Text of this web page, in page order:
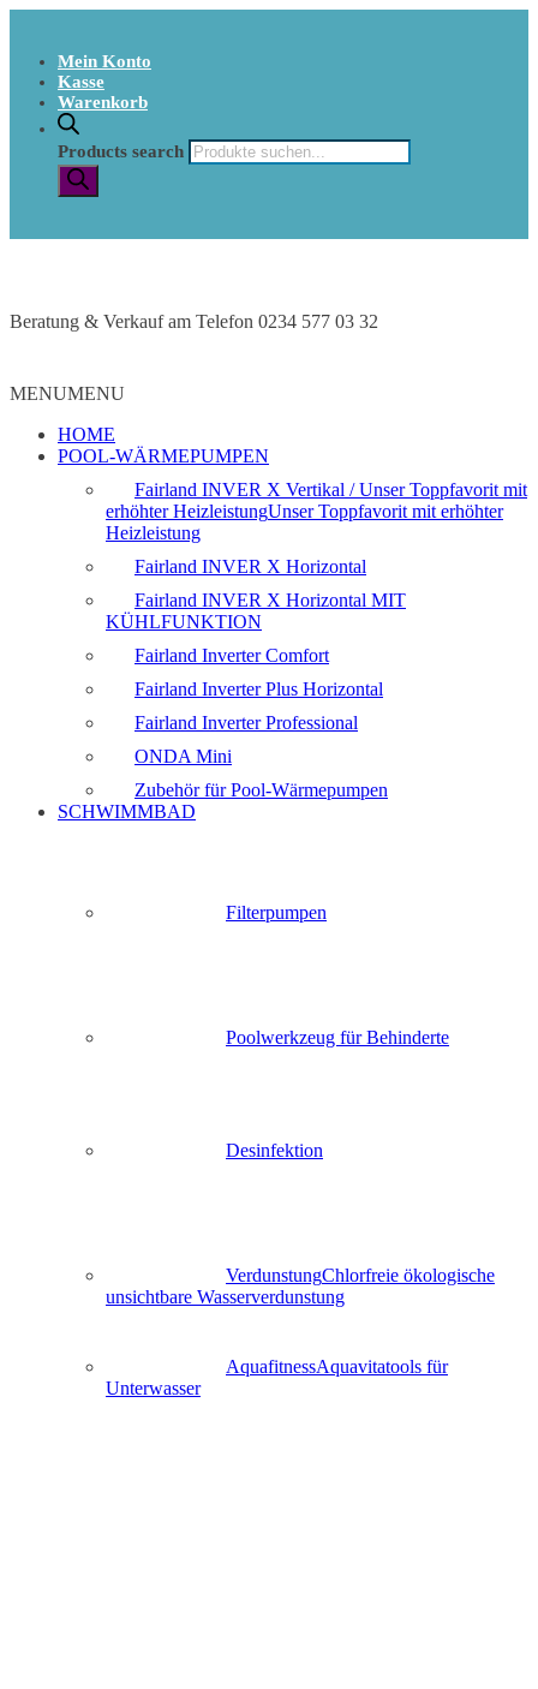
Mein Konto
Kasse
Warenkorb
Products search
Beratung & Verkauf am Telefon 0234 577 03 32
MENUMENU
HOME
POOL-WÄRMEPUMPEN
Fairland INVER X Vertikal / Unser Toppfavorit mit
erhöhter HeizleistungUnser Toppfavorit mit erhöhter
Heizleistung
Fairland INVER X Horizontal
Fairland INVER X Horizontal MIT
KÜHLFUNKTION
Fairland Inverter Comfort
Fairland Inverter Plus Horizontal
Fairland Inverter Professional
ONDA Mini
Zubehör für Pool-Wärmepumpen
SCHWIMMBAD
Filterpumpen
Poolwerkzeug für Behinderte
Desinfektion
VerdunstungChlorfreie ökologische
unsichtbare Wasserverdunstung
AquafitnessAquavitatools für
Unterwasser